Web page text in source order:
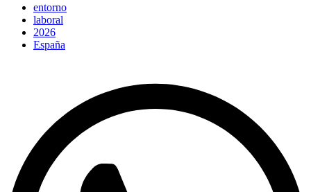
entorno
laboral
2026
España